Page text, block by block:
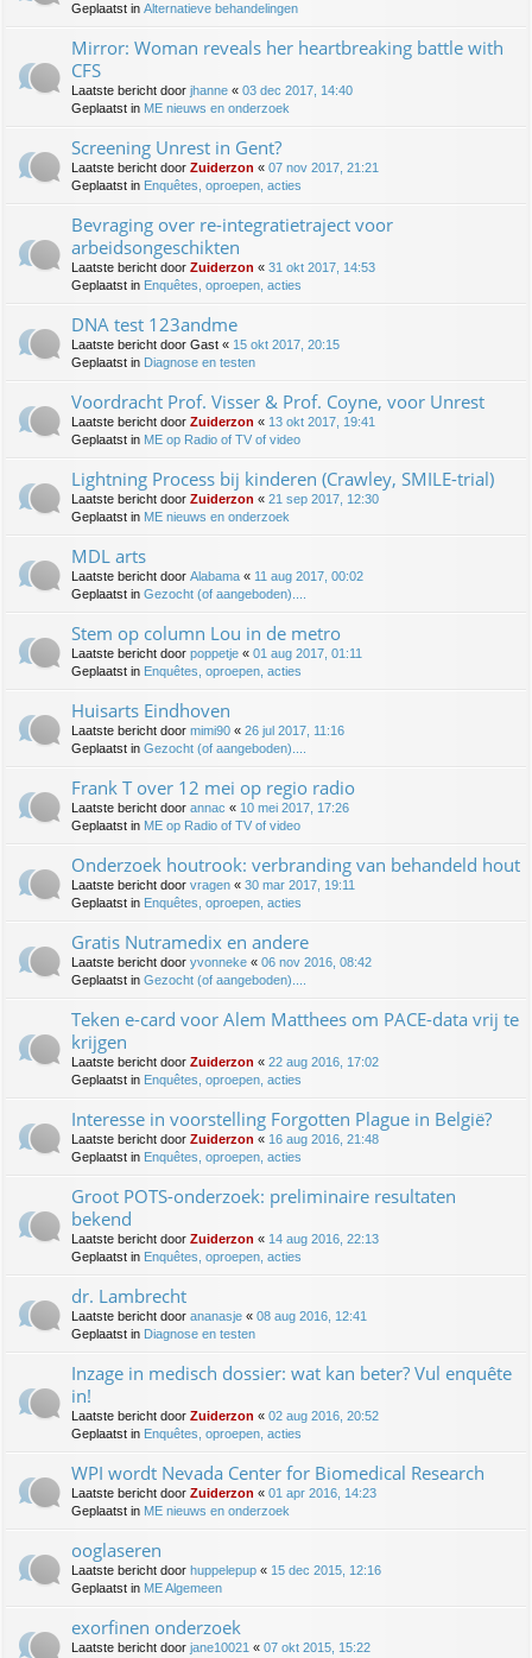
Geplaatst in Alternatieve behandelingen
Mirror: Woman reveals her heartbreaking battle with
CFS
Laatste bericht door jhanne « 03 dec 2017, 14:40
Geplaatst in ME nieuws en onderzoek
Screening Unrest in Gent?
Laatste bericht door Zuiderzon « 07 nov 2017, 21:21
Geplaatst in Enquêtes, oproepen, acties
Bevraging over re-integratietraject voor
arbeidsongeschikten
Laatste bericht door Zuiderzon « 31 okt 2017, 14:53
Geplaatst in Enquêtes, oproepen, acties
DNA test 123andme
Laatste bericht door Gast « 15 okt 2017, 20:15
Geplaatst in Diagnose en testen
Voordracht Prof. Visser & Prof. Coyne, voor Unrest
Laatste bericht door Zuiderzon « 13 okt 2017, 19:41
Geplaatst in ME op Radio of TV of video
Lightning Process bij kinderen (Crawley, SMILE-trial)
Laatste bericht door Zuiderzon « 21 sep 2017, 12:30
Geplaatst in ME nieuws en onderzoek
MDL arts
Laatste bericht door Alabama « 11 aug 2017, 00:02
Geplaatst in Gezocht (of aangeboden)....
Stem op column Lou in de metro
Laatste bericht door poppetje « 01 aug 2017, 01:11
Geplaatst in Enquêtes, oproepen, acties
Huisarts Eindhoven
Laatste bericht door mimi90 « 26 jul 2017, 11:16
Geplaatst in Gezocht (of aangeboden)....
Frank T over 12 mei op regio radio
Laatste bericht door annac « 10 mei 2017, 17:26
Geplaatst in ME op Radio of TV of video
Onderzoek houtrook: verbranding van behandeld hout
Laatste bericht door vragen « 30 mar 2017, 19:11
Geplaatst in Enquêtes, oproepen, acties
Gratis Nutramedix en andere
Laatste bericht door yvonneke « 06 nov 2016, 08:42
Geplaatst in Gezocht (of aangeboden)....
Teken e-card voor Alem Matthees om PACE-data vrij te
krijgen
Laatste bericht door Zuiderzon « 22 aug 2016, 17:02
Geplaatst in Enquêtes, oproepen, acties
Interesse in voorstelling Forgotten Plague in België?
Laatste bericht door Zuiderzon « 16 aug 2016, 21:48
Geplaatst in Enquêtes, oproepen, acties
Groot POTS-onderzoek: preliminaire resultaten
bekend
Laatste bericht door Zuiderzon « 14 aug 2016, 22:13
Geplaatst in Enquêtes, oproepen, acties
dr. Lambrecht
Laatste bericht door ananasje « 08 aug 2016, 12:41
Geplaatst in Diagnose en testen
Inzage in medisch dossier: wat kan beter? Vul enquête
in!
Laatste bericht door Zuiderzon « 02 aug 2016, 20:52
Geplaatst in Enquêtes, oproepen, acties
WPI wordt Nevada Center for Biomedical Research
Laatste bericht door Zuiderzon « 01 apr 2016, 14:23
Geplaatst in ME nieuws en onderzoek
ooglaseren
Laatste bericht door huppelepup « 15 dec 2015, 12:16
Geplaatst in ME Algemeen
exorfinen onderzoek
Laatste bericht door jane10021 « 07 okt 2015, 15:22